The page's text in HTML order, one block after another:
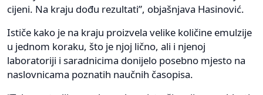
cijeni. Na kraju dođu rezultati”, objašnjava Hasinović.
Ističe kako je na kraju proizvela velike količine emulzije
u jednom koraku, što je njoj lično, ali i njenoj
laboratoriji i saradnicima donijelo posebno mjesto na
naslovnicama poznatih naučnih časopisa.